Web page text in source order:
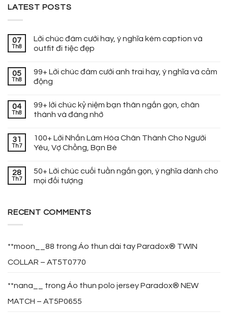
LATEST POSTS
07
Th8
Lời chúc đám cưới hay, ý nghĩa kèm caption và
outfit đi tiệc đẹp
05
Th8
99+ Lời chúc đám cưới anh trai hay, ý nghĩa và cảm
động
04
Th8
99+ lời chúc kỷ niệm bạn thân ngắn gọn, chân
thành và đáng nhớ
31
Th7
100+ Lời Nhắn Làm Hòa Chân Thành Cho Người
Yêu, Vợ Chồng, Bạn Bè
28
Th7
50+ Lời chúc cuối tuần ngắn gọn, ý nghĩa dành cho
mọi đối tượng
RECENT COMMENTS
**moon__88 trong Áo thun dài tay Paradox® TWIN
COLLAR – AT5T0770
**nana__ trong Áo thun polo jersey Paradox® NEW
MATCH – AT5P0655